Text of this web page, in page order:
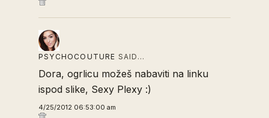
PSYCHOCOUTURE SAID…
Dora, ogrlicu možeš nabaviti na linku
ispod slike, Sexy Plexy :)
4/25/2012 06:53:00 am